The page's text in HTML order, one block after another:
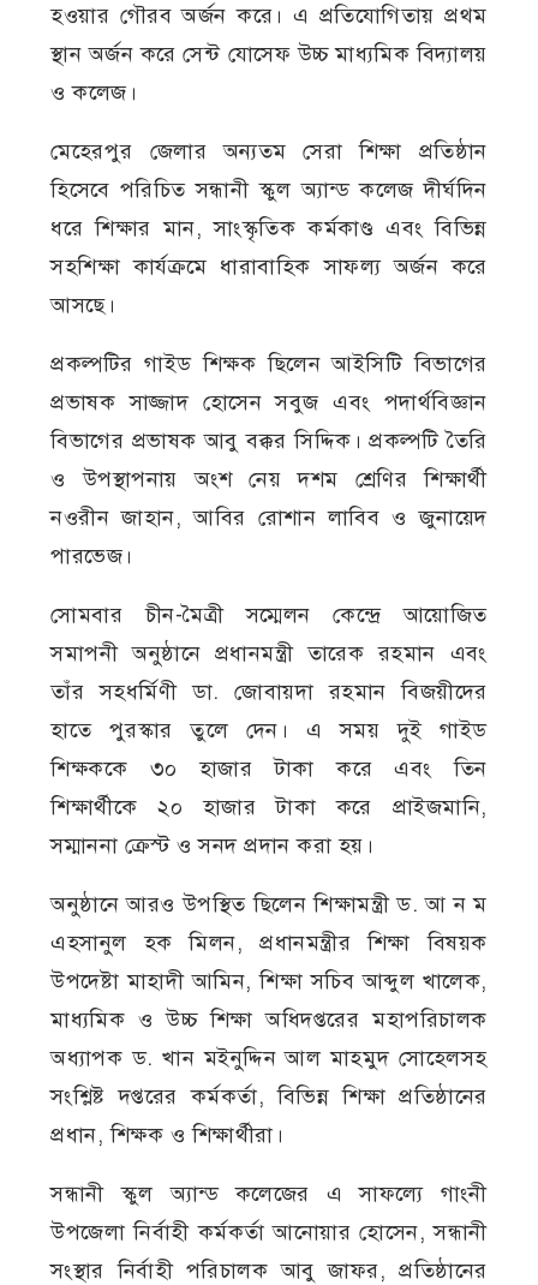
হওয়ার গৌরব অর্জন করে। এ প্রতিযোগিতায় প্রথম
স্থান অর্জন করে সেন্ট যোসেফ উচ্চ মাধ্যমিক বিদ্যালয়
ও কলেজ।
মেহেরপুর জেলার অন্যতম সেরা শিক্ষা প্রতিষ্ঠান
হিসেবে পরিচিত সন্ধানী স্কুল অ্যান্ড কলেজ দীর্ঘদিন
ধরে শিক্ষার মান, সাংস্কৃতিক কর্মকাণ্ড এবং বিভিন্ন
সহশিক্ষা কার্যক্রমে ধারাবাহিক সাফল্য অর্জন করে
আসছে।
প্রকল্পটির গাইড শিক্ষক ছিলেন আইসিটি বিভাগের
প্রভাষক সাজ্জাদ হোসেন সবুজ এবং পদার্থবিজ্ঞান
বিভাগের প্রভাষক আবু বক্কর সিদ্দিক। প্রকল্পটি তৈরি
ও উপস্থাপনায় অংশ নেয় দশম শ্রেণির শিক্ষার্থী
নওরীন জাহান, আবির রোশান লাবিব ও জুনায়েদ
পারভেজ।
সোমবার চীন-মৈত্রী সম্মেলন কেন্দ্রে আয়োজিত
সমাপনী অনুষ্ঠানে প্রধানমন্ত্রী তারেক রহমান এবং
তাঁর সহধর্মিণী ডা. জোবায়দা রহমান বিজয়ীদের
হাতে পুরস্কার তুলে দেন। এ সময় দুই গাইড
শিক্ষককে ৩০ হাজার টাকা করে এবং তিন
শিক্ষার্থীকে ২০ হাজার টাকা করে প্রাইজমানি,
সম্মাননা ক্রেস্ট ও সনদ প্রদান করা হয়।
অনুষ্ঠানে আরও উপস্থিত ছিলেন শিক্ষামন্ত্রী ড. আ ন ম
এহসানুল হক মিলন, প্রধানমন্ত্রীর শিক্ষা বিষয়ক
উপদেষ্টা মাহাদী আমিন, শিক্ষা সচিব আব্দুল খালেক,
মাধ্যমিক ও উচ্চ শিক্ষা অধিদপ্তরের মহাপরিচালক
অধ্যাপক ড. খান মইনুদ্দিন আল মাহমুদ সোহেলসহ
সংশ্লিষ্ট দপ্তরের কর্মকর্তা, বিভিন্ন শিক্ষা প্রতিষ্ঠানের
প্রধান, শিক্ষক ও শিক্ষার্থীরা।
সন্ধানী স্কুল অ্যান্ড কলেজের এ সাফল্যে গাংনী
উপজেলা নির্বাহী কর্মকর্তা আনোয়ার হোসেন, সন্ধানী
সংস্থার নির্বাহী পরিচালক আবু জাফর, প্রতিষ্ঠানের